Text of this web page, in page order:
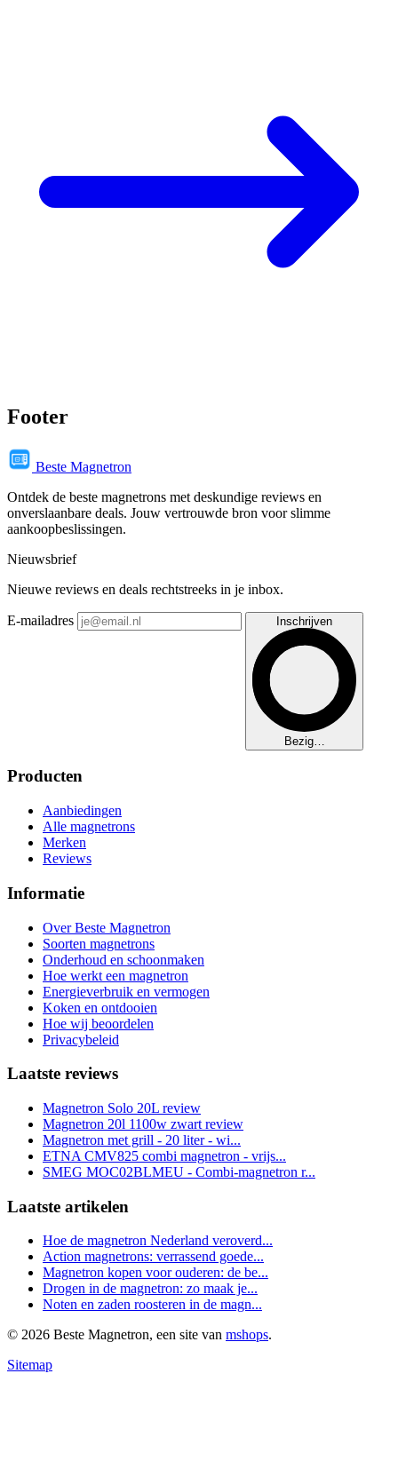
Footer
Beste Magnetron
Ontdek de beste magnetrons met deskundige reviews en
onverslaanbare deals. Jouw vertrouwde bron voor slimme
aankoopbeslissingen.
Nieuwsbrief
Nieuwe reviews en deals rechtstreeks in je inbox.
E-mailadres Inschrijven
Bezig…
Producten
Aanbiedingen
Alle magnetrons
Merken
Reviews
Informatie
Over Beste Magnetron
Soorten magnetrons
Onderhoud en schoonmaken
Hoe werkt een magnetron
Energieverbruik en vermogen
Koken en ontdooien
Hoe wij beoordelen
Privacybeleid
Laatste reviews
Magnetron Solo 20L review
Magnetron 20l 1100w zwart review
Magnetron met grill - 20 liter - wi...
ETNA CMV825 combi magnetron - vrijs...
SMEG MOC02BLMEU - Combi-magnetron r...
Laatste artikelen
Hoe de magnetron Nederland veroverd...
Action magnetrons: verrassend goede...
Magnetron kopen voor ouderen: de be...
Drogen in de magnetron: zo maak je...
Noten en zaden roosteren in de magn...
© 2026 Beste Magnetron, een site van mshops.
Sitemap